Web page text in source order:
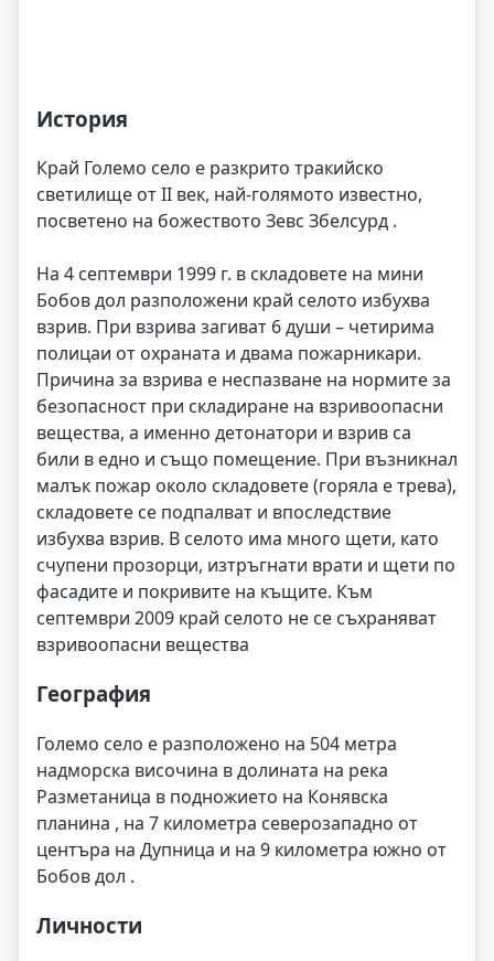
История
Край Големо село е разкрито тракийско
светилище от II век, най-голямото известно,
посветено на божеството Зевс Збелсурд .
На 4 септември 1999 г. в складовете на мини
Бобов дол разположени край селото избухва
взрив. При взрива загиват 6 души – четирима
полицаи от охраната и двама пожарникари.
Причина за взрива е неспазване на нормите за
безопасност при складиране на взривоопасни
вещества, а именно детонатори и взрив са
били в едно и също помещение. При възникнал
малък пожар около складовете (горяла е трева),
складовете се подпалват и впоследствие
избухва взрив. В селото има много щети, като
счупени прозорци, изтръгнати врати и щети по
фасадите и покривите на къщите. Към
септември 2009 край селото не се съхраняват
взривоопасни вещества
География
Големо село е разположено на 504 метра
надморска височина в долината на река
Разметаница в подножието на Конявска
планина , на 7 километра северозападно от
центъра на Дупница и на 9 километра южно от
Бобов дол .
Личности